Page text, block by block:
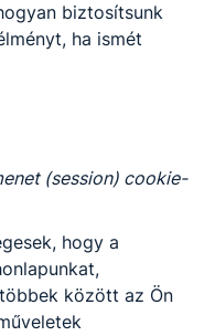
biztosítsunk
ha ismét
(session) cookie-
hogy a
között az Ön